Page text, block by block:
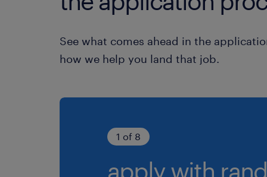
See what comes ahead in the
how we help you land that job.
1 of 8
apply with